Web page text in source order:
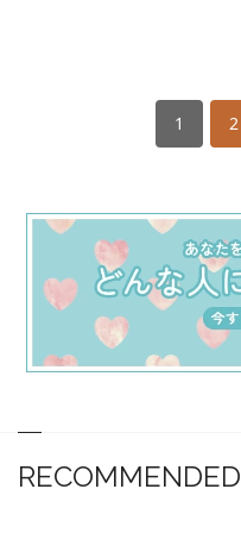
1 2
RECOMMENDED